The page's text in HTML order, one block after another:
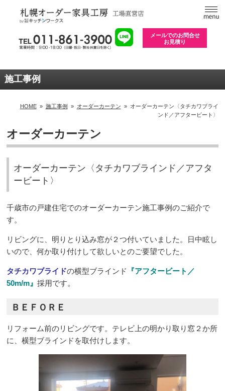
メールでのお問合せ
お見積り
施工事例
HOME» 施工事例 » オーダーカーテン » オーダーカーテン〈タチカワブライ
ンド／アフタービート〉
オーダーカーテン
オーダーカーテン〈タチカワブラインド／アフタ
ービート〉
千歳市の戸建住宅でのオーダーカーテン施工事例のご紹介で
す。
リビングに、明りとり込み窓が２つ付いていました。日中眩し
いので、何か取り付けして欲しいとのご要望でした。
タチカワブライドの横型ブラインド
『アフタービート／
50m/m』採用です。
ＢＥＦＯＲＥ
リフォーム前のリビングです。テレビ上の明かり取り窓２か所
に、横型ブラインドを取付けします。